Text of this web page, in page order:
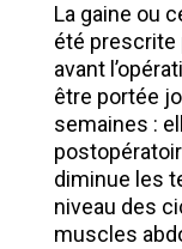
La gaine ou
été prescrite
avant
être portée
semaines :
diminue les
niveau des
muscles